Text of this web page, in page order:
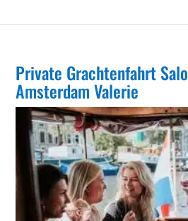
Private Grachtenfahrt
Amsterdam Valerie